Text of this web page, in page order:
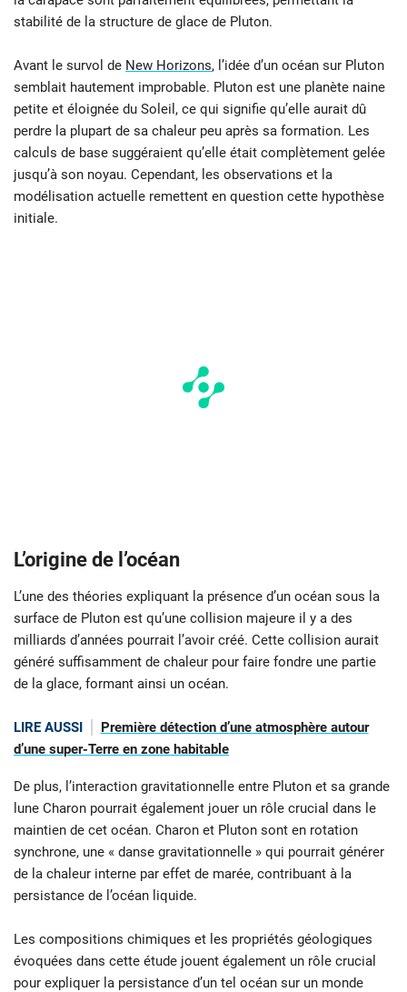
stabilité de la structure de glace de Pluton.
Avant le survol de New Horizons, l’idée d’un océan sur Pluton
semblait hautement improbable. Pluton est une planète naine
petite et éloignée du Soleil, ce qui signifie qu’elle aurait dû
perdre la plupart de sa chaleur peu après sa formation. Les
calculs de base suggéraient qu’elle était complètement gelée
jusqu’à son noyau. Cependant, les observations et la
modélisation actuelle remettent en question cette hypothèse
initiale.
L’origine de l’océan
L’une des théories expliquant la présence d’un océan sous la
surface de Pluton est qu’une collision majeure il y a des
milliards d’années pourrait l’avoir créé. Cette collision aurait
généré suffisamment de chaleur pour faire fondre une partie
de la glace, formant ainsi un océan.
LIRE AUSSI
Première détection d’une atmosphère autour
d’une super-Terre en zone habitable
De plus, l’interaction gravitationnelle entre Pluton et sa grande
lune Charon pourrait également jouer un rôle crucial dans le
maintien de cet océan. Charon et Pluton sont en rotation
synchrone, une « danse gravitationnelle » qui pourrait générer
de la chaleur interne par effet de marée, contribuant à la
persistance de l’océan liquide.
Les compositions chimiques et les propriétés géologiques
évoquées dans cette étude jouent également un rôle crucial
pour expliquer la persistance d’un tel océan sur un monde